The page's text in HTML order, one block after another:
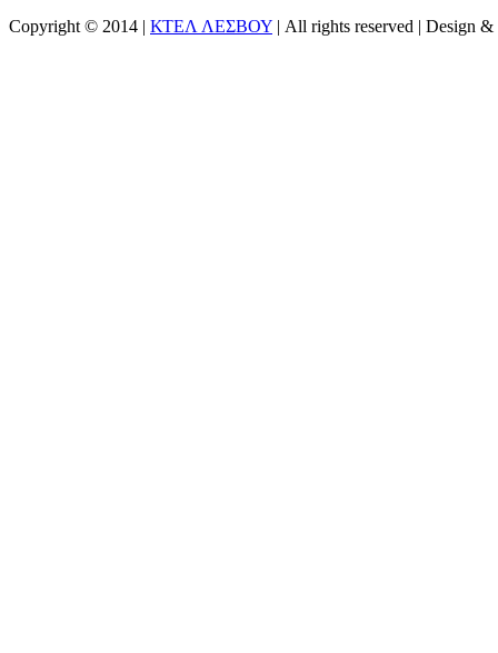
Copyright © 2014 | ΚΤΕΛ ΛΕΣΒΟΥ | All rights reserved | Design &